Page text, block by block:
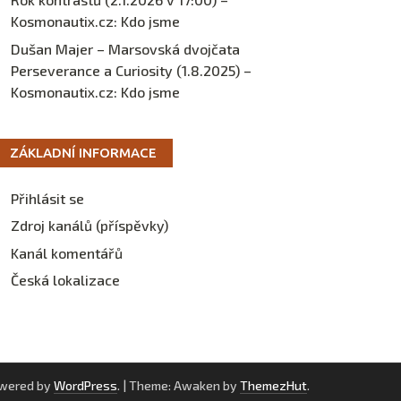
Kosmonautix.cz: Kdo jsme
Dušan Majer – Marsovská dvojčata
Perseverance a Curiosity (1.8.2025) –
Kosmonautix.cz: Kdo jsme
ZÁKLADNÍ INFORMACE
Přihlásit se
Zdroj kanálů (příspěvky)
Kanál komentářů
Česká lokalizace
by WordPress. | Theme: Awaken by ThemezHut.